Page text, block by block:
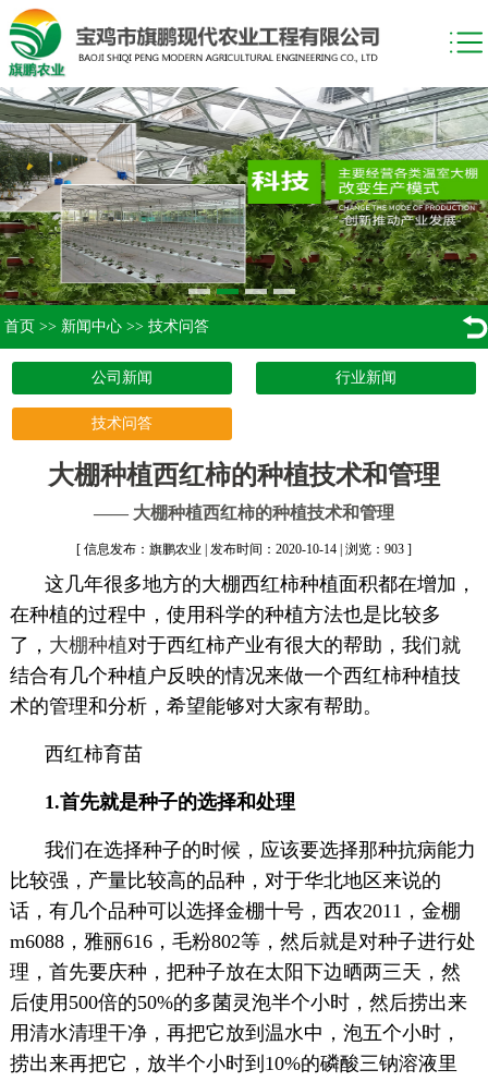
首页 >> 新闻中心 >> 技术问答
公司新闻 行业新闻
技术问答
大棚种植西红柿的种植技术和管理
—— 大棚种植西红柿的种植技术和管理
[ 信息发布：旗鹏农业 | 发布时间：2020-10-14 | 浏览：903 ]
这几年很多地方的大棚西红柿种植面积都在增加，
在种植的过程中，使用科学的种植方法也是比较多
了， 大棚种植对于西红柿产业有很大的帮助，我们就
结合有几个种植户反映的情况来做一个西红柿种植技
术的管理和分析，希望能够对大家有帮助。
西红柿育苗
1.首先就是种子的选择和处理
我们在选择种子的时候，应该要选择那种抗病能力
比较强，产量比较高的品种，对于华北地区来说的
话，有几个品种可以选择金棚十号，西农2011，金棚
m6088，雅丽616，毛粉802等，然后就是对种子进行处
理，首先要庆种，把种子放在太阳下边晒两三天，然
后使用500倍的50%的多菌灵泡半个小时，然后捞出来
用清水清理干净，再把它放到温水中，泡五个小时，
捞出来再把它，放半个小时到10%的磷酸三钠溶液里